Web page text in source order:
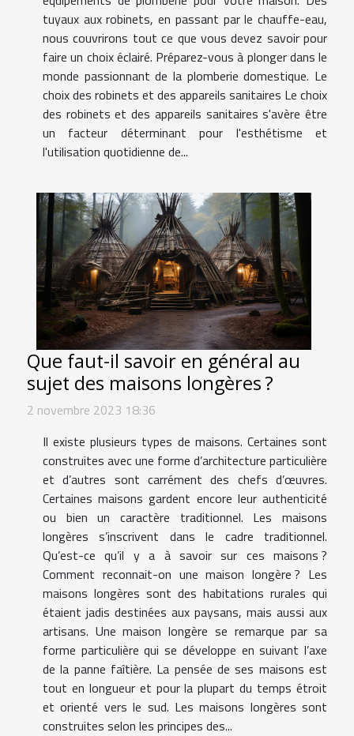
tuyaux aux robinets, en passant par le chauffe-eau,
nous couvrirons tout ce que vous devez savoir pour
faire un choix éclairé. Préparez-vous à plonger dans le
monde passionnant de la plomberie domestique. Le
choix des robinets et des appareils sanitaires Le choix
des robinets et des appareils sanitaires s'avère être
un facteur déterminant pour l'esthétisme et
l'utilisation quotidienne de...
Que faut-il savoir en général au
sujet des maisons longères ?
2 novembre 2023 18:36
Il existe plusieurs types de maisons. Certaines sont
construites avec une forme d’architecture particulière
et d’autres sont carrément des chefs d’œuvres.
Certaines maisons gardent encore leur authenticité
ou bien un caractère traditionnel. Les maisons
longères s’inscrivent dans le cadre traditionnel.
Qu’est-ce qu’il y a à savoir sur ces maisons ?
Comment reconnait-on une maison longère ? Les
maisons longères sont des habitations rurales qui
étaient jadis destinées aux paysans, mais aussi aux
artisans. Une maison longère se remarque par sa
forme particulière qui se développe en suivant l’axe
de la panne faîtière. La pensée de ses maisons est
tout en longueur et pour la plupart du temps étroit
et orienté vers le sud. Les maisons longères sont
construites selon les principes des...